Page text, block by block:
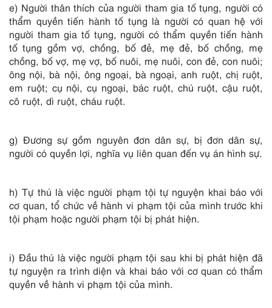
e) Người thân thích của người tham gia tố tụng, người có
thẩm quyền tiến hành tố tụng là người có quan hệ với
người tham gia tố tụng, người có thẩm quyền tiến hành
tố tụng gồm vợ, chồng, bố đẻ, mẹ đẻ, bố chồng, mẹ
chồng, bố vợ, mẹ vợ, bố nuôi, mẹ nuôi, con đẻ, con nuôi;
ông nội, bà nội, ông ngoại, bà ngoại, anh ruột, chị ruột,
em ruột; cụ nội, cụ ngoại, bác ruột, chú ruột, cậu ruột,
cô ruột, dì ruột, cháu ruột.
g) Đương sự gồm nguyên đơn dân sự, bị đơn dân sự,
người có quyền lợi, nghĩa vụ liên quan đến vụ án hình sự.
h) Tự thú là việc người phạm tội tự nguyện khai báo với
cơ quan, tổ chức về hành vi phạm tội của mình trước khi
tội phạm hoặc người phạm tội bị phát hiện.
i) Đầu thú là việc người phạm tội sau khi bị phát hiện đã
tự nguyện ra trình diện và khai báo với cơ quan có thẩm
quyền về hành vi phạm tội của mình.